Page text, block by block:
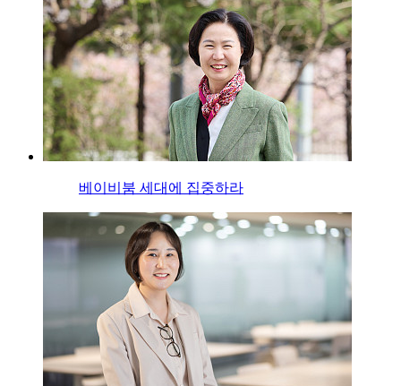
베이비붐 세대에 집중하라